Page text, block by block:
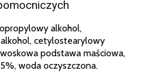
alkohol,
cetylostearylowy
podstawa maściowa,
woda oczyszczona.